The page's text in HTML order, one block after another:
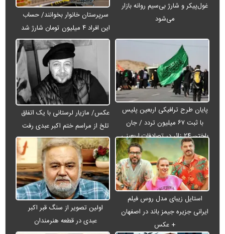
غول‌پیکر و شارژ بی‌سیم روانه بازار
می‌شود
سرپرستان خانوار بخوانند/ حساب
این افراد ۴ میلیون تومان شارژ شد
پایان طرح ترافیکی اربعین پلیس
با ثبت ۶۷ میلیون تردد / جان
باختن ۲۴ زائر در تصادفات اربعینی
عکس/ مازیار لرستانی با یک اتفاق
تلخ از مراسم ختم اکبر عبدی رفت
استایل زیبای مدل روس فیلم
ایرانی جزیره جیمز باند در اصفهان
+ عکس
اولین تصویر از سنگ قبر اکبر
عبدی در قطعه هنرمندان